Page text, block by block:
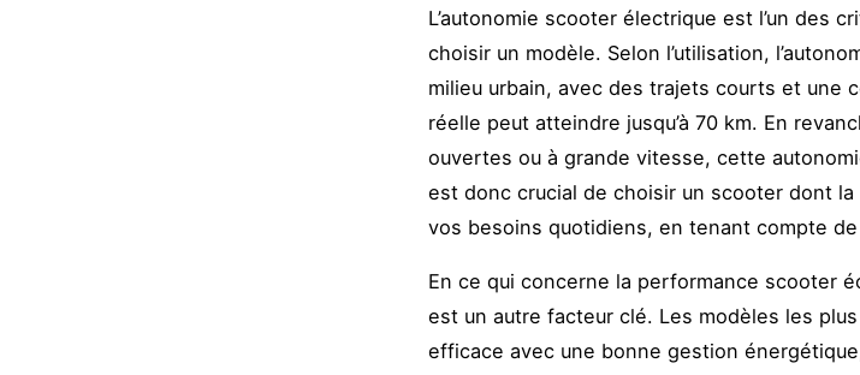
L’autonomie scooter électrique est l’un des
choisir un modèle. Selon l’utilisation,
milieu urbain, avec des trajets courts et une
réelle peut atteindre jusqu’à 70 km. En
ouvertes ou à grande vitesse, cette
est donc crucial de choisir un scooter dont
vos besoins quotidiens, en tenant compte
En ce qui concerne la performance scooter
est un autre facteur clé. Les modèles les
efficace avec une bonne gestion